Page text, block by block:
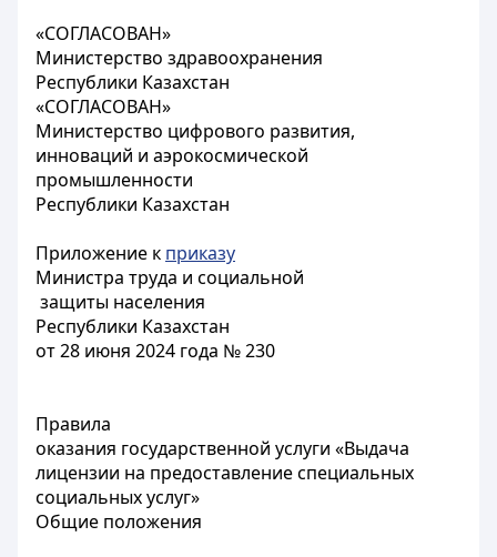
«СОГЛАСОВАН»
Министерство здравоохранения
Республики Казахстан
«СОГЛАСОВАН»
Министерство цифрового развития,
инноваций и аэрокосмической
промышленности
Республики Казахстан
Приложение к приказу
Министра труда и социальной
защиты населения
Республики Казахстан
от 28 июня 2024 года № 230
Правила
оказания государственной услуги «Выдача
лицензии на предоставление специальных
социальных услуг»
Общие положения